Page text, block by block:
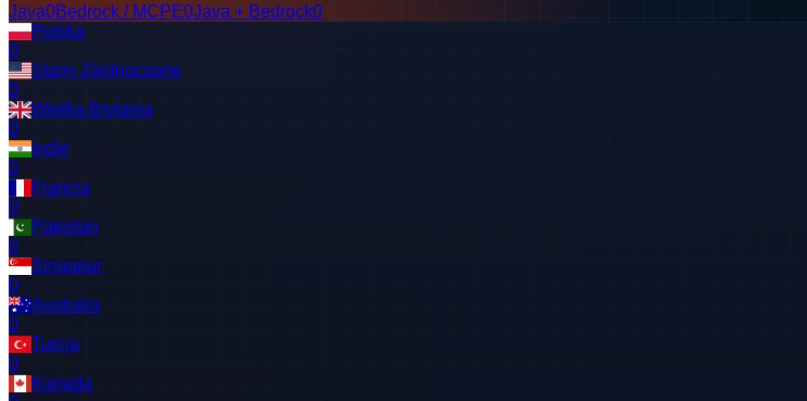
Java0Bedrock / MCPE0Java + Bedrock0
Polska
0
Stany Zjednoczone
0
Wielka Brytania
0
Indie
0
Francja
0
Pakistan
0
Singapur
0
Australia
0
Turcja
0
Kanada